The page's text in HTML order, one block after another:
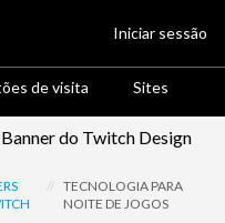
de visita Sites
Iniciar sessão
// TECNOLOGIA PARA
NOITE DE JOGOS